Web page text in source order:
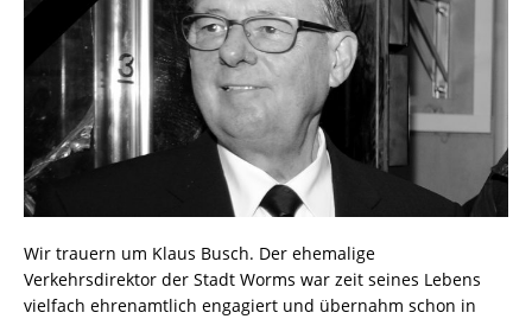
Wir trauern um Klaus Busch. Der ehemalige
Verkehrsdirektor der Stadt Worms war zeit seines Lebens
vielfach ehrenamtlich engagiert und übernahm schon in